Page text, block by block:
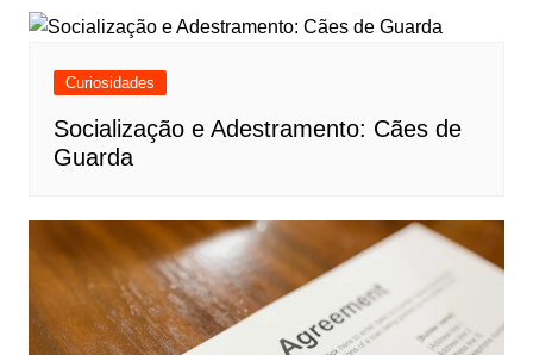
Curiosidades
Socialização e Adestramento: Cães de
Guarda